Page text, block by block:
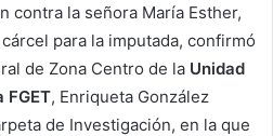
contra la señora María Esther,
para la imputada, confirmó
de Zona Centro de la Unidad
FGET, Enriqueta González
de Investigación, en la que